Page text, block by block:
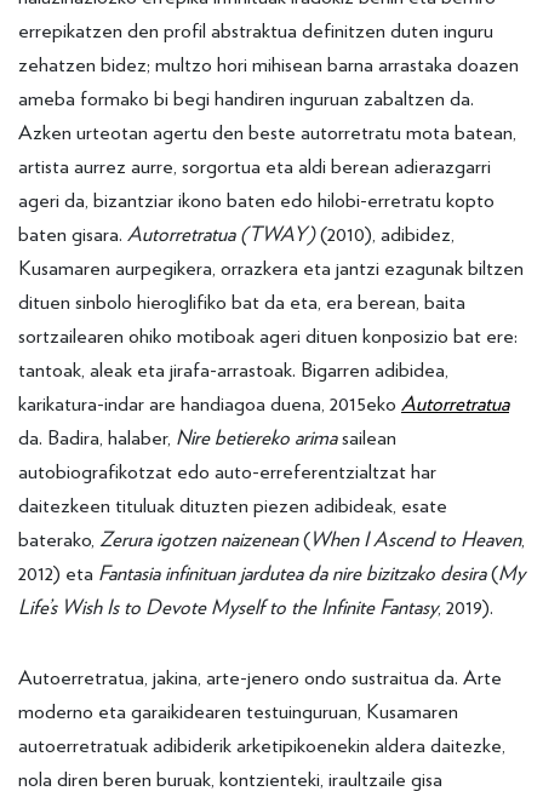
errepikatzen den profil abstraktua definitzen duten inguru
zehatzen bidez; multzo hori mihisean barna arrastaka doazen
ameba formako bi begi handiren inguruan zabaltzen da.
Azken urteotan agertu den beste autorretratu mota batean,
artista aurrez aurre, sorgortua eta aldi berean adierazgarri
ageri da, bizantziar ikono baten edo hilobi-erretratu kopto
baten gisara. Autorretratua (TWAY)(2010), adibidez,
Kusamaren aurpegikera, orrazkera eta jantzi ezagunak biltzen
dituen sinbolo hieroglifiko bat da eta, era berean, baita
sortzailearen ohiko motiboak ageri dituen konposizio bat ere:
tantoak, aleak eta jirafa-arrastoak. Bigarren adibidea,
karikatura-indar are handiagoa duena, 2015eko Autorretratua
da. Badira, halaber, Nire betiereko arimasailean
autobiografikotzat edo auto-erreferentzialtzat har
daitezkeen tituluak dituzten piezen adibideak, esate
baterako, Zerura igotzen naizenean(When I Ascend to Heaven,
2012) eta Fantasia infinituan jardutea da nire bizitzako desira(My
Life’s Wish Is to Devote Myself to the Infinite Fantasy, 2019).
Autoerretratua, jakina, arte-jenero ondo sustraitua da. Arte
moderno eta garaikidearen testuinguruan, Kusamaren
autoerretratuak adibiderik arketipikoenekin aldera daitezke,
nola diren beren buruak, kontzienteki, iraultzaile gisa